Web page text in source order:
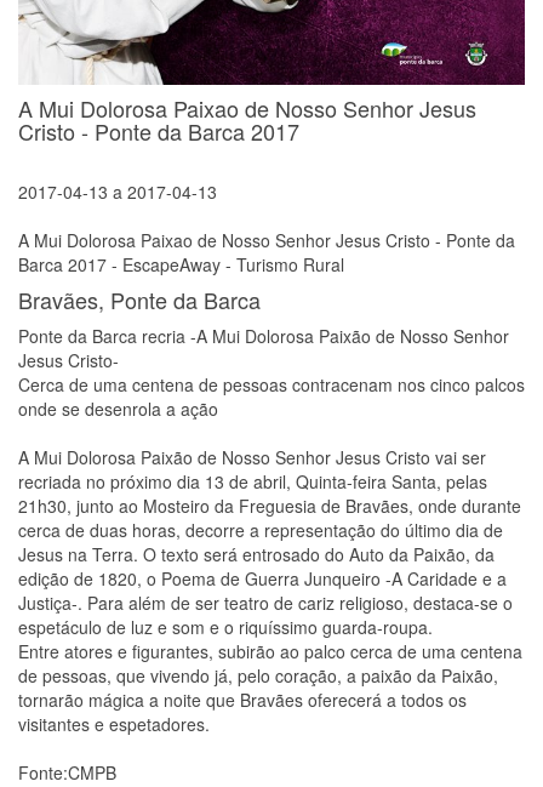
A Mui Dolorosa Paixao de Nosso Senhor Jesus
Cristo - Ponte da Barca 2017
2017-04-13 a 2017-04-13
A Mui Dolorosa Paixao de Nosso Senhor Jesus Cristo - Ponte da
Barca 2017 - EscapeAway - Turismo Rural
Bravães, Ponte da Barca
Ponte da Barca recria -A Mui Dolorosa Paixão de Nosso Senhor
Jesus Cristo-
Cerca de uma centena de pessoas contracenam nos cinco palcos
onde se desenrola a ação
A Mui Dolorosa Paixão de Nosso Senhor Jesus Cristo vai ser
recriada no próximo dia 13 de abril, Quinta-feira Santa, pelas
21h30, junto ao Mosteiro da Freguesia de Bravães, onde durante
cerca de duas horas, decorre a representação do último dia de
Jesus na Terra. O texto será entrosado do Auto da Paixão, da
edição de 1820, o Poema de Guerra Junqueiro -A Caridade e a
Justiça-. Para além de ser teatro de cariz religioso, destaca-se o
espetáculo de luz e som e o riquíssimo guarda-roupa.
Entre atores e figurantes, subirão ao palco cerca de uma centena
de pessoas, que vivendo já, pelo coração, a paixão da Paixão,
tornarão mágica a noite que Bravães oferecerá a todos os
visitantes e espetadores.
Fonte:CMPB